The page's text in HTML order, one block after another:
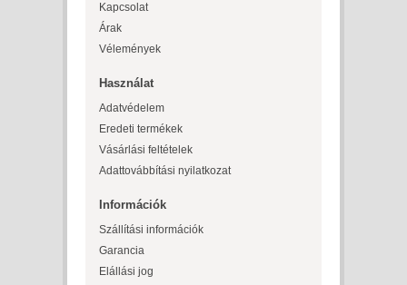
Kapcsolat
Árak
Vélemények
Használat
Adatvédelem
Eredeti termékek
Vásárlási feltételek
Adattovábbítási nyilatkozat
Információk
Szállítási információk
Garancia
Elállási jog